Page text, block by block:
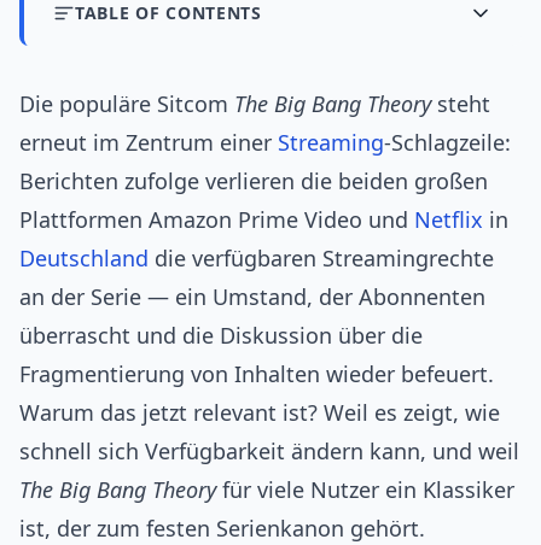
TABLE OF CONTENTS
Die populäre Sitcom The Big Bang Theorysteht
erneut im Zentrum einer Streaming‑Schlagzeile:
Berichten zufolge verlieren die beiden großen
Plattformen Amazon Prime Video und Netflix in
Deutschland die verfügbaren Streamingrechte
an der Serie — ein Umstand, der Abonnenten
überrascht und die Diskussion über die
Fragmentierung von Inhalten wieder befeuert.
Warum das jetzt relevant ist? Weil es zeigt, wie
schnell sich Verfügbarkeit ändern kann, und weil
The Big Bang Theoryfür viele Nutzer ein Klassiker
ist, der zum festen Serienkanon gehört.